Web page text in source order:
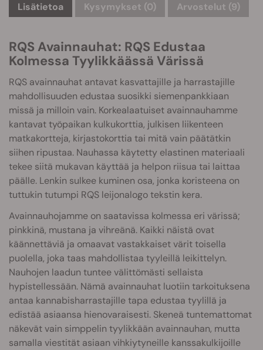
Lisätietoa Kysymykset (0) Arvostelut (9)
RQS Avainnauhat: RQS Edustaa
Kolmessa Tyylikkäässä Värissä
RQS avainnauhat antavat kasvattajille ja harrastajille
mahdollisuuden edustaa suosikki siemenpankkiaan
missä ja milloin vain. Korkealaatuiset avainnauhamme
kantavat työpaikan kulkukorttia, julkisen liikenteen
matkakortteja, kirjastokorttia tai mitä vain päätätkin
siihen ripustaa. Nauhassa käytetty elastinen materiaali
tekee siitä mukavan käyttää ja helpon riisua tai laittaa
päälle. Lenkin sulkee kuminen osa, jonka koristeena on
tuttukin tutumpi RQS leijonalogo tekstin kera.
Avainnauhojamme on saatavissa kolmessa eri värissä;
pinkkinä, mustana ja vihreänä. Kaikki näistä ovat
käännettäviä ja omaavat vastakkaiset värit toisella
puolella, joka taas mahdollistaa tyyleillä leikittelyn.
Nauhojen laadun tuntee välittömästi sellaista
hypistellessään. Nämä avainnauhat luotiin tarkoituksena
antaa kannabisharrastajille tapa edustaa tyylillä ja
edistää asiaansa hienovaraisesti. Skeneä tuntemattomat
näkevät vain simppelin tyylikkään avainnauhan, mutta
samalla viestität asiaan vihkiytyneille kanssakulkijoille